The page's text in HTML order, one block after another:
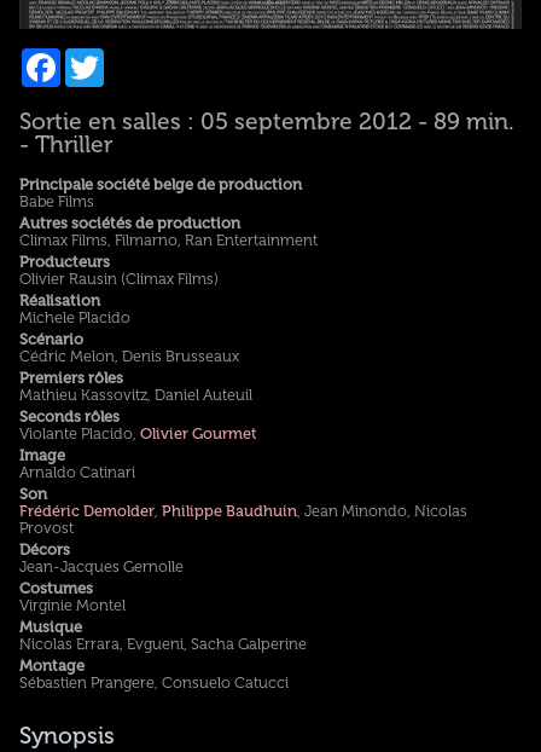
Facebook
Twitter
Sortie en salles : 05 septembre 2012 - 89 min.
- Thriller
Principale société belge de production
Babe Films
Autres sociétés de production
Climax Films, Filmarno, Ran Entertainment
Producteurs
Olivier Rausin (Climax Films)
Réalisation
Michele Placido
Scénario
Cédric Melon, Denis Brusseaux
Premiers rôles
Mathieu Kassovitz, Daniel Auteuil
Seconds rôles
Violante Placido, Olivier Gourmet
Image
Arnaldo Catinari
Son
Frédéric Demolder, Philippe Baudhuin, Jean Minondo, Nicolas
Provost
Décors
Jean-Jacques Gernolle
Costumes
Virginie Montel
Musique
Nicolas Errara, Evgueni, Sacha Galperine
Montage
Sébastien Prangere, Consuelo Catucci
Synopsis